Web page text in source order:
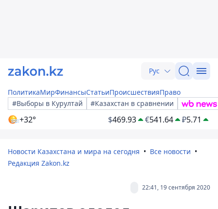
Рус
ПолитикаМирФинансыСтатьиПроисшествияПраво
#Выборы в Курултай
#Казахстан в сравнении
+32° $469.93 €541.64 ₽5.71
Новости Казахстана и мира на сегодня
Все новости
Редакция Zakon.kz
22:41, 19 сентября 2020